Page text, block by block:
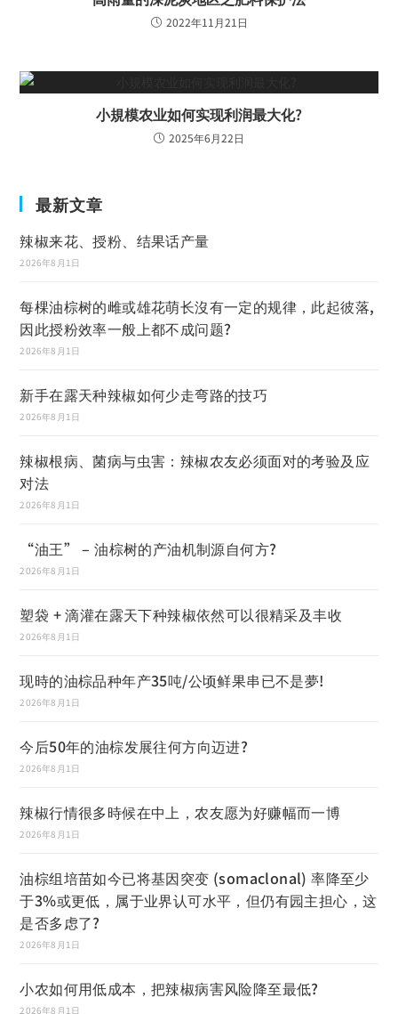
2022年11月21日
小規模农业如何实现利润最大化?
2025年6月22日
最新文章
辣椒来花、授粉、结果话产量
2026年8月1日
每棵油棕树的雌或雄花萌长沒有一定的规律，此起彼落,
因此授粉效率一般上都不成问题?
2026年8月1日
新手在露天种辣椒如何少走弯路的技巧
2026年8月1日
辣椒根病、菌病与虫害：辣椒农友必须面对的考验及应
对法
2026年8月1日
“油王” – 油棕树的产油机制源自何方?
2026年8月1日
塑袋 + 滴灌在露天下种辣椒依然可以很精采及丰收
2026年8月1日
现時的油棕品种年产35吨/公顷鲜果串已不是夢!
2026年8月1日
今后50年的油棕发展往何方向迈进?
2026年8月1日
辣椒行情很多時候在中上，农友愿为好赚幅而一博
2026年8月1日
油棕组培苗如今已将基因突变 (somaclonal) 率降至少
于3%或更低，属于业界认可水平，但仍有园主担心，这
是否多虑了?
2026年8月1日
小农如何用低成本，把辣椒病害风险降至最低?
2026年8月1日